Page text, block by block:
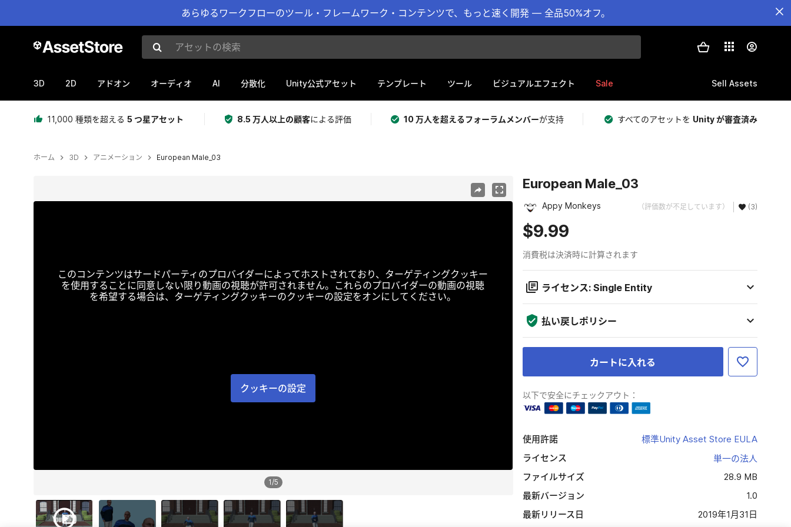
あらゆるワークフローのツール・フレームワーク・コンテンツで、もっと速く開発 — 全品50%オフ。
アセットの検索
3D 2D アドオン オーディオ AI 分散化 Unity公式アセット テンプレート ツール ビジュアルエフェクト Sale Sell Assets
11,000 種類を超える 5 つ星アセット 8.5 万人以上の顧客による評価 10 万人を超えるフォーラムメンバーが支持 すべてのアセットを Unity が審査済み
ホーム 3D アニメーション European Male_03
このコンテンツはサードパーティのプロバイダーによってホストされており、ターゲティングクッキー
を使用することに同意しない限り動画の視聴が許可されません。これらのプロバイダーの動画の視聴
を希望する場合は、ターゲティングクッキーのクッキーの設定をオンにしてください。
クッキーの設定
1/5
European Male_03
Appy Monkeys （評価数が不足しています） (3)
$9.99
消費税は決済時に計算されます
ライセンス: Single Entity
払い戻しポリシー
カートに入れる
以下で安全にチェックアウト：
使用許諾
標準Unity Asset Store EULA
ライセンス
単一の法人
ファイルサイズ
28.9 MB
最新バージョン
1.0
最新リリース日
2019年1月31日